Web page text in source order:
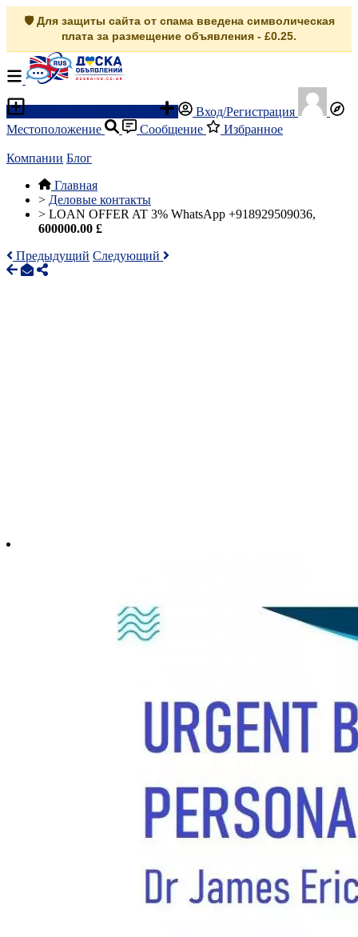
🛡️ Для защиты сайта от спама введена символическая
плата за размещение объявления - £0.25.
Вход/Регистрация
Местоположение
Сообщение Избранное
Компании Блог
Главная
> Деловые контакты
> LOAN OFFER AT 3% WhatsApp +918929509036,
600000.00 £
Предыдущий Следующий